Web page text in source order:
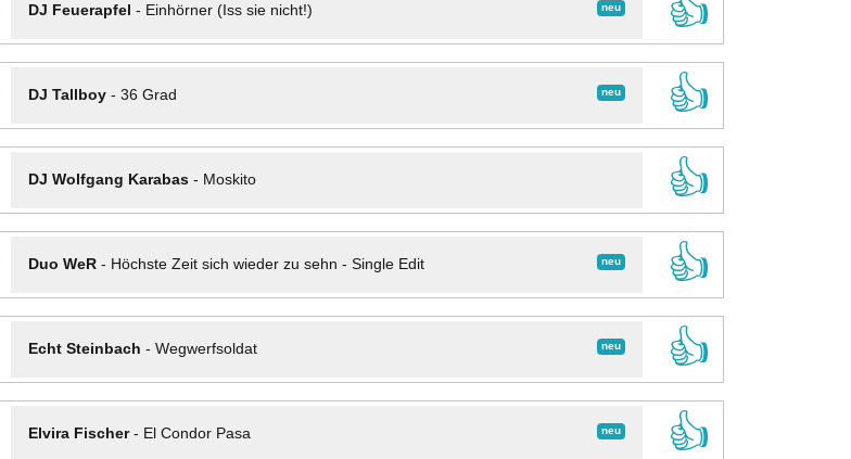
neu
DJ Feuerapfel - Einhörner (Iss sie nicht!)
👍
neu
DJ Tallboy- 36 Grad
👍
DJ Wolfgang Karabas- Moskito
👍
neu
Duo WeR- Höchste Zeit sich wieder zu sehn - Single Edit
👍
neu
Echt Steinbach - Wegwerfsoldat
👍
neu
Elvira Fischer- El Condor Pasa
👍